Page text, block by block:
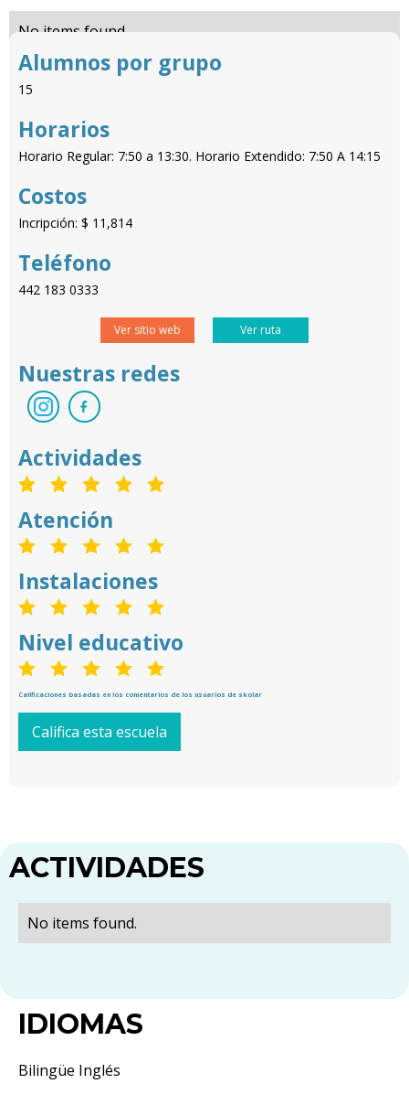
No items found.
Alumnos por grupo
15
Horarios
Horario Regular: 7:50 a 13:30. Horario Extendido: 7:50 A 14:15
Costos
Incripción: $ 11,814
Teléfono
442 183 0333
Ver sitio web Ver ruta
Nuestras redes
Actividades
Atención
Instalaciones
Nivel educativo
Calificaciones basadas en los comentarios de los usuarios de skolar
Califica esta escuela
ACTIVIDADES
No items found.
IDIOMAS
Bilingüe Inglés